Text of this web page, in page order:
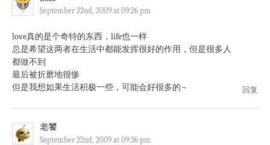
September 22nd, 2009 at 09:26 pm
love真的是个奇特的东西，life也一样
总是希望这两者在生活中都能发挥很好的作用，但是很多人
都做不到
最后被折磨地很惨
但是我想如果生活积极一些，可能会好很多的~
回复
老饕
September 22nd, 2009 at 09:36 pm